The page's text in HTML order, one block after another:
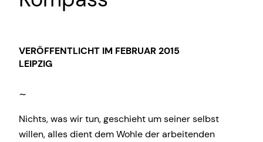
VERÖFFENTLICHT IM FEBRUAR 2015
LEIPZIG
∼
Nichts, was wir tun, geschieht um seiner selbst
willen, alles dient dem Wohle der arbeitenden